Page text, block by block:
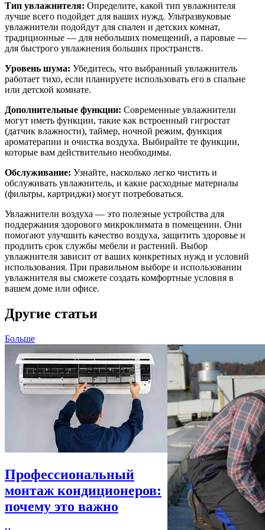
Тип увлажнителя: Определите, какой тип увлажнителя
лучше всего подойдет для ваших нужд. Ультразвуковые
увлажнители подойдут для спален и детских комнат,
традиционные — для небольших помещений, а паровые —
для быстрого увлажнения больших пространств.
Уровень шума: Убедитесь, что выбранный увлажнитель
работает тихо, если планируете использовать его в спальне
или детской комнате.
Дополнительные функции: Современные увлажнители
могут иметь функции, такие как встроенный гигростат
(датчик влажности), таймер, ночной режим, функция
ароматерапии и очистка воздуха. Выбирайте те функции,
которые вам действительно необходимы.
Обслуживание: Узнайте, насколько легко чистить и
обслуживать увлажнитель, и какие расходные материалы
(фильтры, картриджи) могут потребоваться.
Увлажнители воздуха — это полезные устройства для
поддержания здорового микроклимата в помещении. Они
помогают улучшить качество воздуха, защитить здоровье и
продлить срок службы мебели и растений. Выбор
увлажнителя зависит от ваших конкретных нужд и условий
использования. При правильном выборе и использовании
увлажнителя вы сможете создать комфортные условия в
вашем доме или офисе.
Другие статьи
Больше
Профессиональный
монтаж кондиционеров:
почему это важно